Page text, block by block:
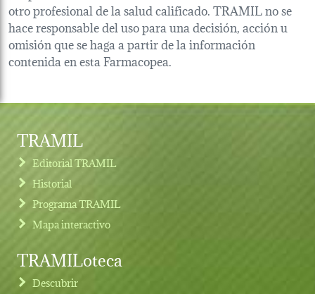
otro profesional de la salud calificado. TRAMIL no se
hace responsable del uso para una decisión, acción u
omisión que se haga a partir de la información
contenida en esta Farmacopea.
TRAMIL
Editorial TRAMIL
Historial
Programa TRAMIL
Mapa interactivo
TRAMILoteca
Descubrir